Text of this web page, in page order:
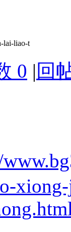
lai-liao-t
0 | 回